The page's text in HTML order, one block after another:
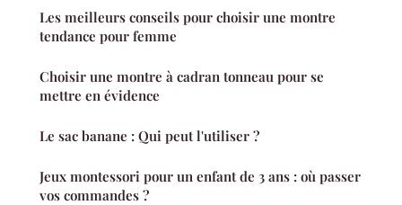
Les meilleurs conseils pour choisir une montre
tendance pour femme
Choisir une montre à cadran tonneau pour se
mettre en évidence
Le sac banane : Qui peut l'utiliser ?
Jeux montessori pour un enfant de 3 ans : où passer
vos commandes ?